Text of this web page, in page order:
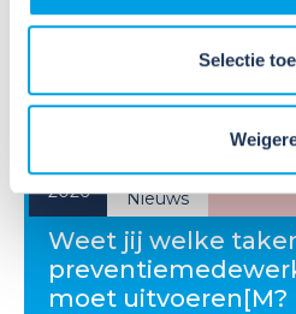
Selectie
2026
Nieuws
Weet jij welke
moet uitvoeren[M?